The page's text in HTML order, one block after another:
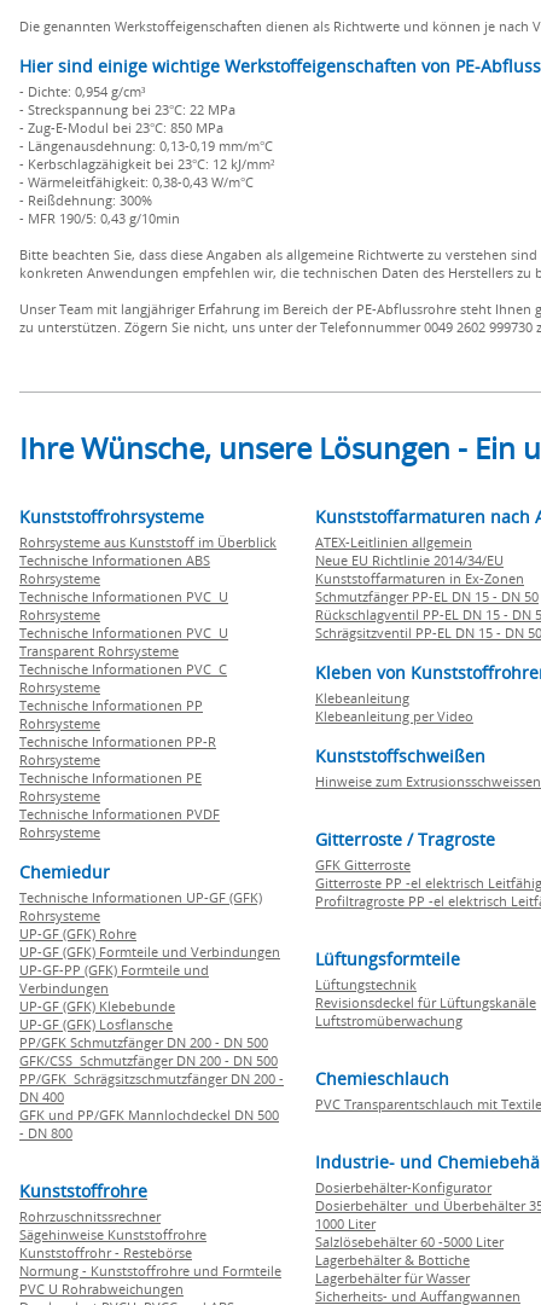
Die genannten Werkstoffeigenschaften dienen als Richtwerte und können je
Hier sind einige wichtige Werkstoffeigenschaften von PE-
- Dichte: 0,954 g/cm³
- Streckspannung bei 23°C: 22 MPa
- Zug-E-Modul bei 23°C: 850 MPa
- Längenausdehnung: 0,13-0,19 mm/m°C
- Kerbschlagzähigkeit bei 23°C: 12 kJ/mm²
- Wärmeleitfähigkeit: 0,38-0,43 W/m°C
- Reißdehnung: 300%
- MFR 190/5: 0,43 g/10min
Bitte beachten Sie, dass diese Angaben als allgemeine Richtwerte zu verstehen
konkreten Anwendungen empfehlen wir, die technischen Daten des Herstellers
Unser Team mit langjähriger Erfahrung im Bereich der PE-Abflussrohre steht
zu unterstützen. Zögern Sie nicht, uns unter der Telefonnummer 0049 2602 999730
Ihre Wünsche, unsere Lösungen -
Kunststoffrohrsysteme
Rohrsysteme aus Kunststoff im Überblick
Technische Informationen ABS
Rohrsysteme
Technische Informationen PVC U
Rohrsysteme
Technische Informationen PVC U
Transparent Rohrsysteme
Technische Informationen PVC C
Rohrsysteme
Technische Informationen PP
Rohrsysteme
Technische Informationen PP-R
Rohrsysteme
Technische Informationen PE
Rohrsysteme
Technische Informationen PVDF
Rohrsysteme
Chemiedur
Technische Informationen UP-GF (GFK)
Rohrsysteme
UP-GF (GFK) Rohre
UP-GF (GFK) Formteile und Verbindungen
UP-GF-PP (GFK) Formteile und
Verbindungen
UP-GF (GFK) Klebebunde
UP-GF (GFK) Losflansche
PP/GFK Schmutzfänger DN 200 - DN 500
GFK/CSS Schmutzfänger DN 200 - DN 500
PP/GFK Schrägsitzschmutzfänger DN 200 -
DN 400
GFK und PP/GFK Mannlochdeckel DN 500
- DN 800
Kunststoffrohre
Rohrzuschnitssrechner
Sägehinweise Kunststoffrohre
Kunststoffrohr - Restebörse
Normung - Kunststoffrohre und Formteile
PVC U Rohrabweichungen
Kunststoffarmaturen nach
ATEX-Leitlinien allgemein
Neue EU Richtlinie 2014/34/EU
Kunststoffarmaturen in Ex-Zonen
Schmutzfänger PP-EL DN 15 - DN 50
Rückschlagventil PP-EL DN 15 - DN
Schrägsitzventil PP-EL DN 15 - DN 50
Kleben von
Klebeanleitung
Klebeanleitung per Video
Kunststoffschweißen
Hinweise zum Extrusionsschweissen
Gitterroste / Tragroste
GFK Gitterroste
Gitterroste PP -el elektrisch Leitfähig
Profiltragroste PP -el elektrisch
Lüftungsformteile
Lüftungstechnik
Revisionsdeckel für Lüftungskanäle
Luftstromüberwachung
Chemieschlauch
PVC Transparentschlauch mit
Industrie- und
Dosierbehälter-Konfigurator
Dosierbehälter und Überbehälter
1000 Liter
Salzlösebehälter 60 -5000 Liter
Lagerbehälter & Bottiche
Lagerbehälter für Wasser
Sicherheits- und Auffangwannen